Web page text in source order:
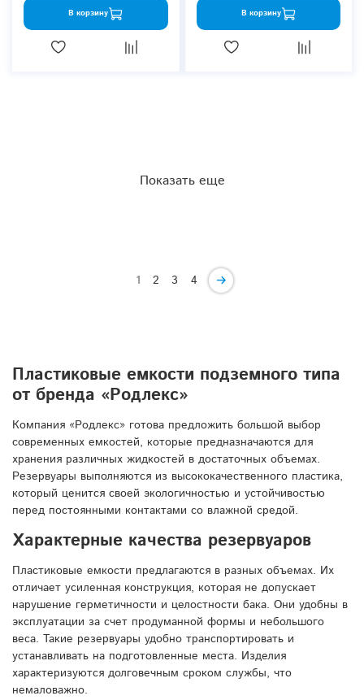
В корзину В корзину
Показать еще
1 2 3 4
Пластиковые емкости подземного типа
от бренда «Родлекс»
Компания «Родлекс» готова предложить большой выбор
современных емкостей, которые предназначаются для
хранения различных жидкостей в достаточных объемах.
Резервуары выполняются из высококачественного пластика,
который ценится своей экологичностью и устойчивостью
перед постоянными контактами со влажной средой.
Характерные качества резервуаров
Пластиковые емкости предлагаются в разных объемах. Их
отличает усиленная конструкция, которая не допускает
нарушение герметичности и целостности бака. Они удобны в
эксплуатации за счет продуманной формы и небольшого
веса. Такие резервуары удобно транспортировать и
устанавливать на подготовленные места. Изделия
характеризуются долговечным сроком службы, что
немаловажно.